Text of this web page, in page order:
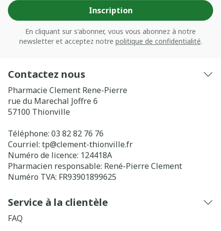
Inscription
En cliquant sur s'abonner, vous vous abonnez à notre
newsletter et acceptez notre politique de confidentialité.
Contactez nous
Pharmacie Clement Rene-Pierre
rue du Marechal Joffre 6
57100 Thionville
Téléphone: 03 82 82 76 76
Courriel: tp@clement-thionville.fr
Numéro de licence: 124418A
Pharmacien responsable: René-Pierre Clement
Numéro TVA: FR93901899625
Service à la clientèle
FAQ